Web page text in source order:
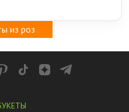
из роз